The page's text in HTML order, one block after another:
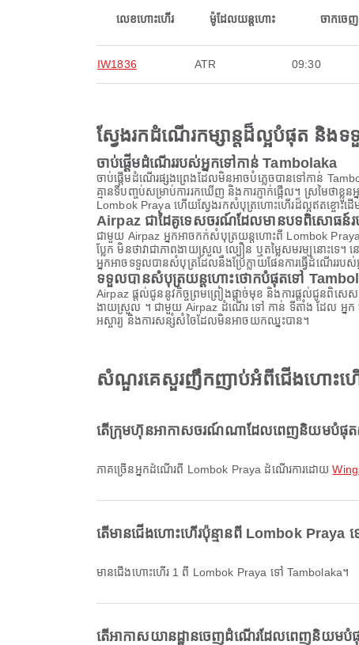
លេខហោះហើរ ម៉ូដែលយន្តហោះ ចាកចេញ
IW1836 ATR 09:30
ស្វែងរកដំណើរកម្សាន្តដ៏ល្អបំផុត និង
ចាប់ផ្តើមដំណើររបស់អ្នកទៅកាន់ Tambolaka
ចាប់ផ្តើមដំណើរផ្សងព្រេងដែលមិនអាចបំភ្លេចបានទៅកាន់
គ្មានទីបញ្ចប់សម្រាប់ការរកឃើញ និងការភ្ញាក់ផ្អើល។ ស្រមៃថាខ្
Lombok Praya ហើយស្វែងរកសំបុត្រហោះហើរដ៏ល្អឥតខ្ចោះដើម្បី
Airpaz ជាដៃគូទេសចរណ៍ដែលមានបទពិសោធន៍រ
ជាមួយ Airpaz អ្នកអាចកក់សំបុត្រយន្តហោះពី Lombok Praya
ប្លែក មិនថាវាជាភាពងាយស្រួល ល្បឿន ឬតម្លៃសមរម្យនោះទេ
អ្នកអាចទទួលបានសំបុត្រដែលនឹងប្រែក្លាយផែនការធ្វើដំណើររប
ទទួលបានសំបុត្រយន្តហោះថោកបំផុតទៅ
Airpaz ផ្តល់ជូននូវកិច្ចព្រមព្រៀងផ្តាច់មុខ និងការផ្តល់ជូនពិស
ងាយស្រួល ។ ជាមួយ Airpaz ដំណើរ ទៅ កាន់ ទីតាំង ដែល អ្នក
អស្ចារ្យ និងការសន្សំសំចៃដែលមិនអាចយកឈ្នះបាន។
សំណួរគេសួរញឹកញាប់អំពីជើងហោះហ
តើក្រុមហ៊ុនអាកាសចរណ៍ណាដែលពេញនិយមបំផុត
ភាគច្រើនអ្នកដំណើរពី Lombok Praya ដំណើរការដោយ
តើមានជើងហោះហើរប៉ុន្មានពី Lombok Praya
មានជើងហោះហើរ 1 ពី Lombok Praya ទៅ Tambolaka។
តើអាកាសយានដ្ឋានចេញដំណើរដែលពេញនិយមបំ